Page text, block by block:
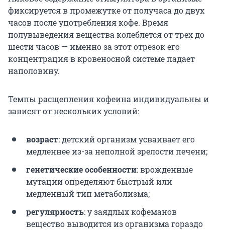
фиксируется в промежутке от получаса до двух
часов после употребления кофе. Время
полувыведения вещества колеблется от трех до
шести часов — именно за этот отрезок его
концентрация в кровеносной системе падает
наполовину.
Темпы расщепления кофеина индивидуальны и
зависят от нескольких условий:
возраст: детский организм усваивает его
медленнее из-за неполной зрелости печени;
генетические особенности: врожденные
мутации определяют быстрый или
медленный тип метаболизма;
регулярность: у заядлых кофеманов
вещество выводится из организма гораздо